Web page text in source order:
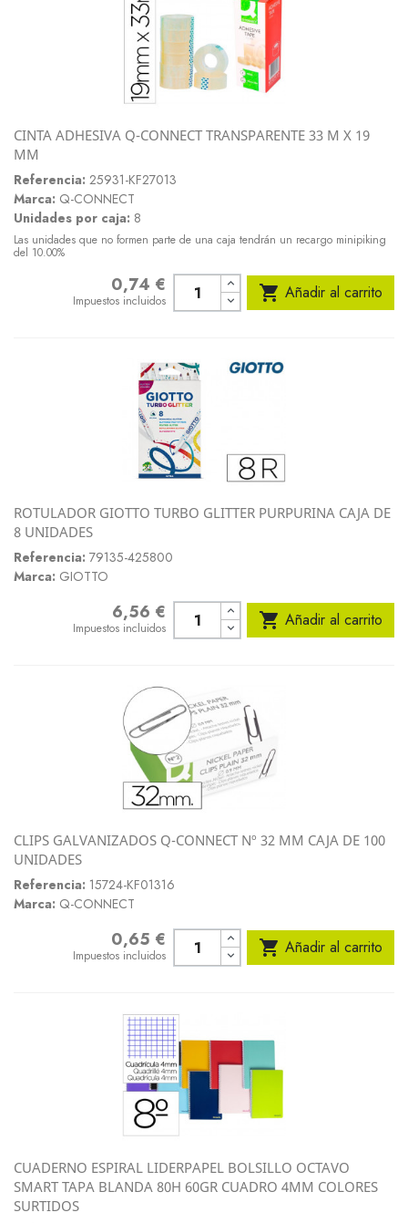
CINTA ADHESIVA Q-CONNECT TRANSPARENTE 33 M X 19
MM
Referencia: 25931-KF27013
Marca: Q-CONNECT
Unidades por caja: 8
Las unidades que no formen parte de una caja tendrán un recargo minipiking
del 10.00%
0,74 €
Impuestos incluidos  Añadir al carrito
ROTULADOR GIOTTO TURBO GLITTER PURPURINA CAJA DE
8 UNIDADES
Referencia: 79135-425800
Marca: GIOTTO
6,56 €
Impuestos incluidos  Añadir al carrito
CLIPS GALVANIZADOS Q-CONNECT Nº 32 MM CAJA DE 100
UNIDADES
Referencia: 15724-KF01316
Marca: Q-CONNECT
0,65 €
Impuestos incluidos  Añadir al carrito
CUADERNO ESPIRAL LIDERPAPEL BOLSILLO OCTAVO
SMART TAPA BLANDA 80H 60GR CUADRO 4MM COLORES
SURTIDOS